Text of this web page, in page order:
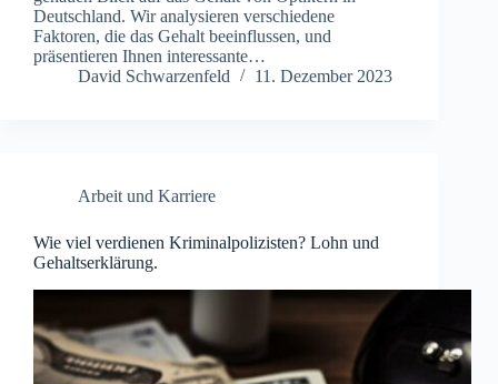
Deutschland. Wir analysieren verschiedene
Faktoren, die das Gehalt beeinflussen, und
präsentieren Ihnen interessante…
David Schwarzenfeld
11. Dezember 2023
Arbeit und Karriere
Wie viel verdienen Kriminalpolizisten? Lohn und
Gehaltserklärung.